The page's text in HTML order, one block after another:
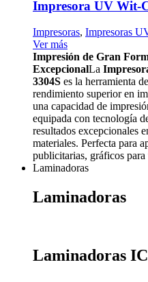
Impresora UV Wit-
Impresoras, Impresoras
Ver más
Impresión de Gran
ExcepcionalLa
3304S es la herramienta
rendimiento superior en
una capacidad de
equipada con tecnología
resultados excepcionales
materiales. Perfecta para
publicitarias, gráficos
Laminadoras
Laminadoras
Laminadoras